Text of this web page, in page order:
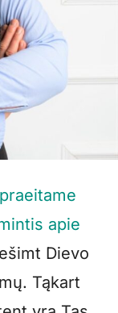
apie
Dievo
Tąkart